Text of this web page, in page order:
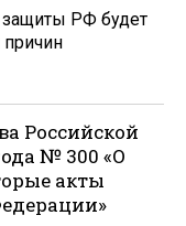
защиты РФ будет
причин
Российской
№ 300 «О
акты